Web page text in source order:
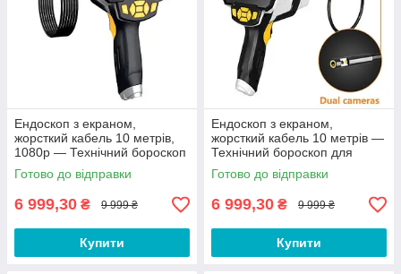
Ендоскоп з екраном,
жорсткий кабель 10 метрів,
1080p — Технічний бороскоп
для смартфона, телефону
QX55
Готово до відправки
6 999,30 ₴ 9 999 ₴
Купити
Ендоскоп з екраном,
жорсткий кабель 10 метрів —
Технічний бороскоп для
телефону та смартфону
KYH90
Готово до відправки
6 999,30 ₴ 9 999 ₴
Купити